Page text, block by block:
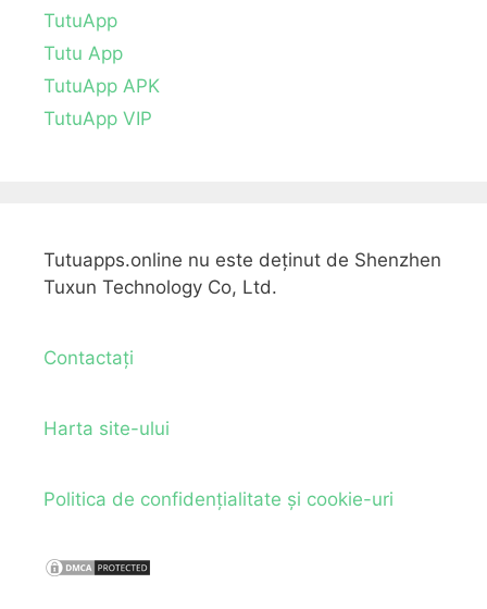
TutuApp
Tutu App
TutuApp APK
TutuApp VIP
Tutuapps.online nu este deținut de Shenzhen
Tuxun Technology Co, Ltd.
Contactați
Harta site-ului
Politica de confidențialitate și cookie-uri